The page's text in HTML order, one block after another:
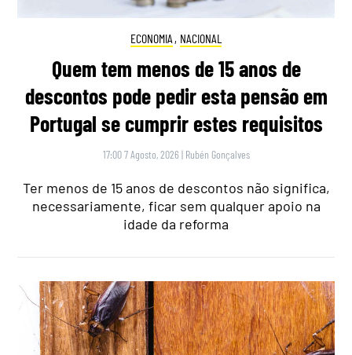
ECONOMIA , NACIONAL
Quem tem menos de 15 anos de
descontos pode pedir esta pensão em
Portugal se cumprir estes requisitos
17:00 7 Agosto, 2026 | Rubén Gonçalves
Ter menos de 15 anos de descontos não significa,
necessariamente, ficar sem qualquer apoio na
idade da reforma